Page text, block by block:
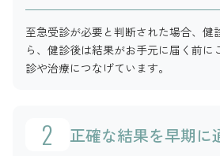
至急受診が必要と判断された場合、健
ら、健診後は結果がお手元に届く前に
診や治療につなげています。
正確な結果を早期に